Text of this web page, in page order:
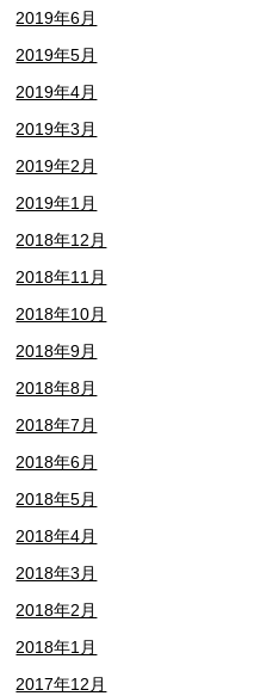
2019年6月
2019年5月
2019年4月
2019年3月
2019年2月
2019年1月
2018年12月
2018年11月
2018年10月
2018年9月
2018年8月
2018年7月
2018年6月
2018年5月
2018年4月
2018年3月
2018年2月
2018年1月
2017年12月